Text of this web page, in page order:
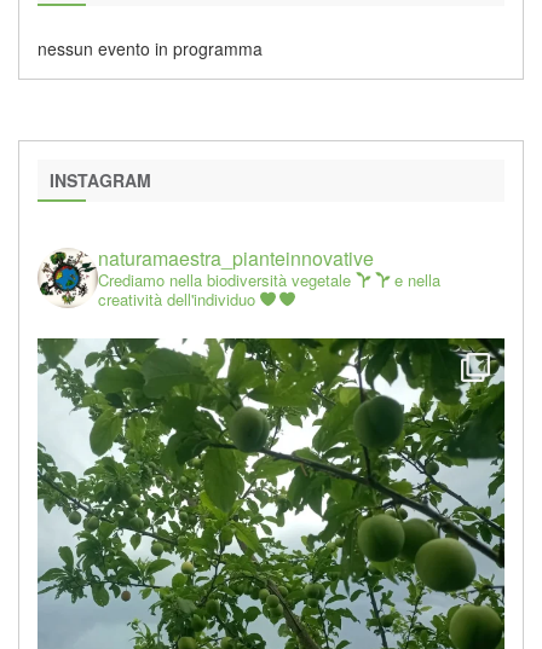
nessun evento in programma
INSTAGRAM
naturamaestra_pianteinnovative
Crediamo nella biodiversità vegetale
e nella
creatività dell'individuo